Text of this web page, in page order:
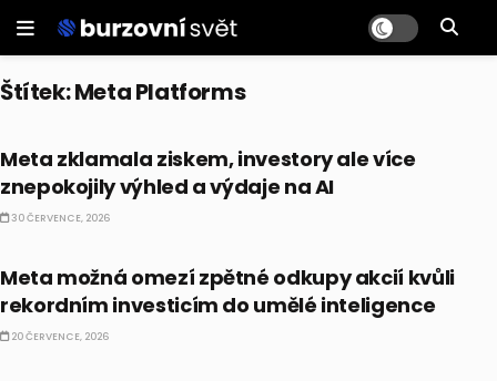
Štítek:Meta Platforms
Meta zklamala ziskem, investory ale více
znepokojily výhled a výdaje na AI
30 ČERVENCE, 2026
Meta možná omezí zpětné odkupy akcií kvůli
rekordním investicím do umělé inteligence
20 ČERVENCE, 2026